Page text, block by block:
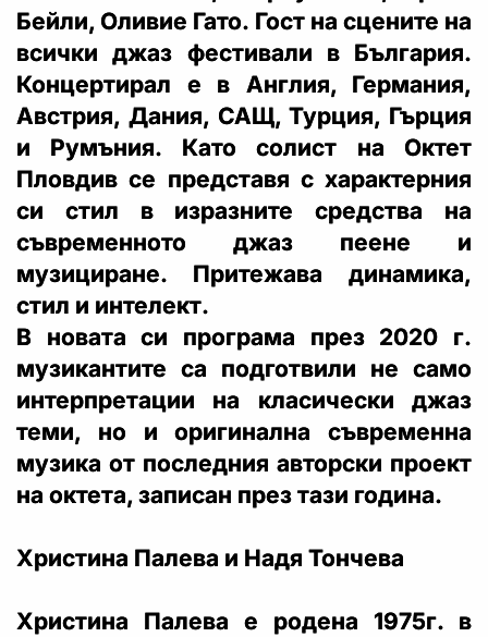
Бейли, Оливие Гато. Гост на сцените на
всички джаз фестивали в България.
Концертирал е в Англия, Германия,
Австрия, Дания, САЩ, Турция, Гърция
и Румъния. Като солист на Октет
Пловдив се представя с характерния
си стил в изразните средства на
съвременното джаз пеене и
музициране. Притежава динамика,
стил и интелект.
В новата си програма през 2020 г.
музикантите са подготвили не само
интерпретации на класически джаз
теми, но и оригинална съвременна
музика от последния авторски проект
на октета, записан през тази година.
Христина Палева и Надя Тончева
Христина Палева е родена 1975г. в